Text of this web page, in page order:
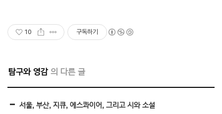
10 구독하기
탐구와 영감
서울, 부산, 지큐, 에스콰이어, 그리고 시와 소설